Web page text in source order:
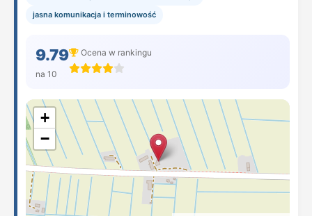
jasna komunikacja i terminowość
9.79
na 10
Ocena w rankingu
+
−